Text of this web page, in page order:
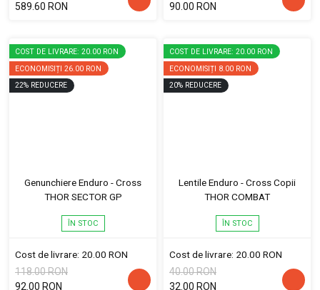
589.60 RON
90.00 RON
COST DE LIVRARE: 20.00 RON
ECONOMISIȚI 26.00 RON
22% REDUCERE
Genunchiere Enduro - Cross
THOR SECTOR GP
ÎN STOC
Cost de livrare: 20.00 RON
118.00 RON
92.00 RON
COST DE LIVRARE: 20.00 RON
ECONOMISIȚI 8.00 RON
20% REDUCERE
Lentile Enduro - Cross Copii
THOR COMBAT
ÎN STOC
Cost de livrare: 20.00 RON
40.00 RON
32.00 RON